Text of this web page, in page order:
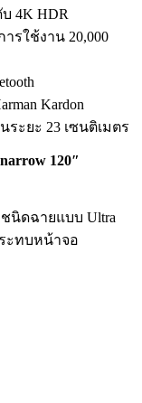
4K HDR
รใช้งาน 20,000
Kardon
ะยะ 23 เซนติเมตร
120″
ชนิดฉายแบบ Ultra
ะทบหน้าจอ